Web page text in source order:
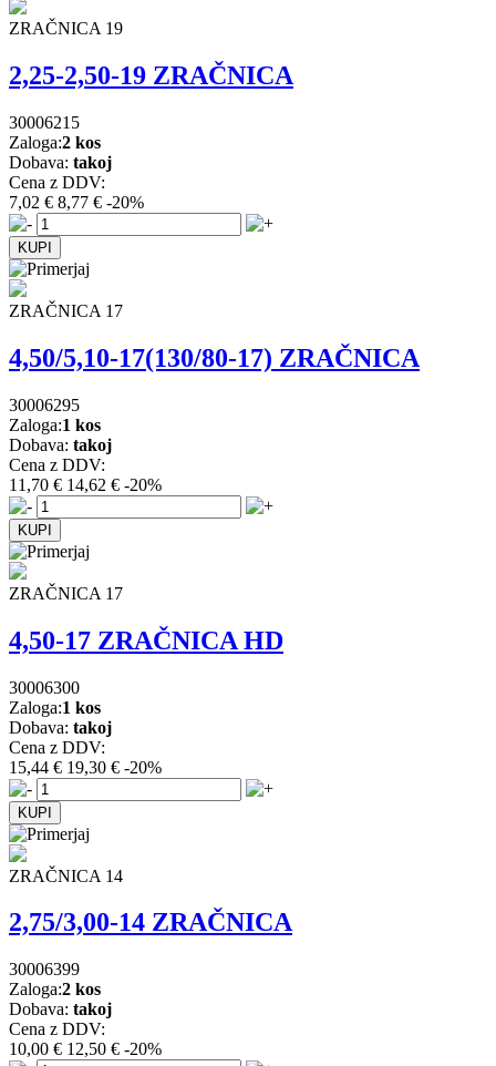
ZRAČNICA 19
2,25-2,50-19 ZRAČNICA
30006215
Zaloga:2 kos
Dobava: takoj
Cena z DDV:
7,02 € 8,77 € -20%
ZRAČNICA 17
4,50/5,10-17(130/80-17) ZRAČNICA
30006295
Zaloga:1 kos
Dobava: takoj
Cena z DDV:
11,70 € 14,62 € -20%
ZRAČNICA 17
4,50-17 ZRAČNICA HD
30006300
Zaloga:1 kos
Dobava: takoj
Cena z DDV:
15,44 € 19,30 € -20%
ZRAČNICA 14
2,75/3,00-14 ZRAČNICA
30006399
Zaloga:2 kos
Dobava: takoj
Cena z DDV:
10,00 € 12,50 € -20%